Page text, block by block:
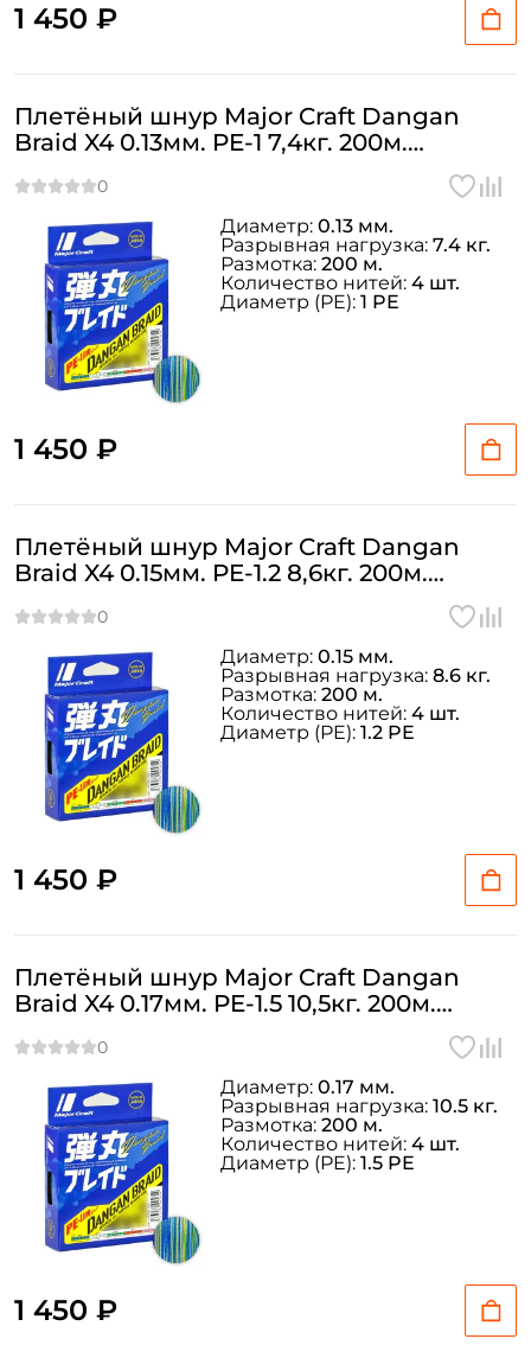
1 450 ₽
Плетёный шнур Major Craft Dangan
Braid X4 0.13мм. PE-1 7,4кг. 200м.
1 450 ₽
Диаметр: 0.13 мм.
Разрывная нагрузка: 7.4 кг.
Размотка: 200 м.
Количество нитей: 4 шт.
Диаметр (PE): 1 PE
Плетёный шнур Major Craft Dangan
Braid X4 0.15мм. PE-1.2 8,6кг. 200м.
1 450 ₽
Диаметр: 0.15 мм.
Разрывная нагрузка: 8.6 кг.
Размотка: 200 м.
Количество нитей: 4 шт.
Диаметр (PE): 1.2 PE
Плетёный шнур Major Craft Dangan
Braid X4 0.17мм. PE-1.5 10,5кг. 200м.
1 450 ₽
Диаметр: 0.17 мм.
Разрывная нагрузка: 10.5 кг.
Размотка: 200 м.
Количество нитей: 4 шт.
Диаметр (PE): 1.5 PE